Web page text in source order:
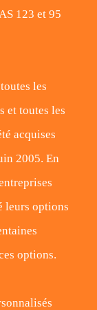
123 et 95
les
et toutes les
acquises
2005. En
leurs options
options.